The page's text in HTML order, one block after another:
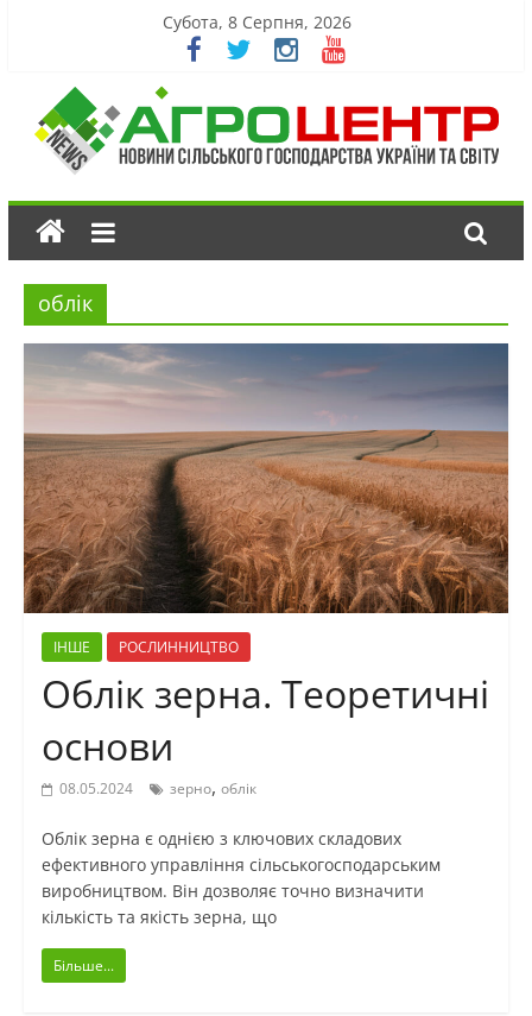
Субота, 8 Серпня, 2026
облік
ІНШЕ РОСЛИННИЦТВО
Облік зерна. Теоретичні
основи
08.05.2024 зерно, облік
Облік зерна є однією з ключових складових
ефективного управління сільськогосподарським
виробництвом. Він дозволяє точно визначити
кількість та якість зерна, що
Більше...